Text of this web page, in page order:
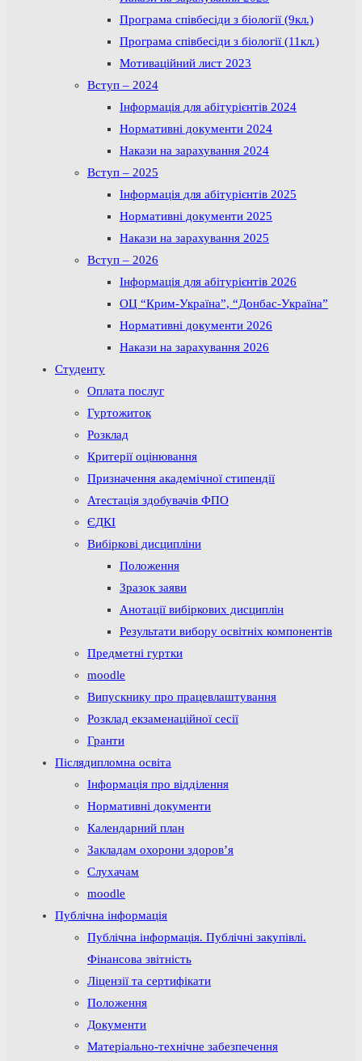
Програма співбесіди з біології (9кл.)
Програма співбесіди з біології (11кл.)
Мотиваційний лист 2023
Вступ – 2024
Інформація для абітурієнтів 2024
Нормативні документи 2024
Накази на зарахування 2024
Вступ – 2025
Інформація для абітурієнтів 2025
Нормативні документи 2025
Накази на зарахування 2025
Вступ – 2026
Інформація для абітурієнтів 2026
ОЦ “Крим-Україна”, “Донбас-Україна”
Нормативні документи 2026
Накази на зарахування 2026
Студенту
Оплата послуг
Гуртожиток
Розклад
Критерії оцінювання
Призначення академічної стипендії
Атестація здобувачів ФПО
ЄДКІ
Вибіркові дисципліни
Положення
Зразок заяви
Анотації вибіркових дисциплін
Результати вибору освітніх компонентів
Предметні гуртки
moodle
Випускнику про працевлаштування
Розклад екзаменаційної сесії
Гранти
Післядипломна освіта
Інформація про відділення
Нормативні документи
Календарний план
Закладам охорони здоров’я
Слухачам
moodle
Публічна інформація
Публічна інформація. Публічні закупівлі.
Фінансова звітність
Ліцензії та сертифікати
Положення
Документи
Матеріально-технічне забезпечення